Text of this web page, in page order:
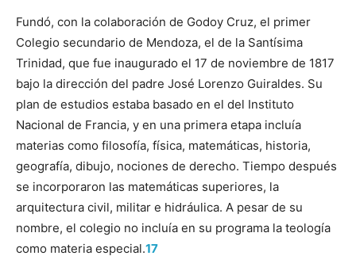
Fundó, con la colaboración de Godoy Cruz, el primer
Colegio secundario de Mendoza, el de la Santísima
Trinidad, que fue inaugurado el 17 de noviembre de 1817
bajo la dirección del padre José Lorenzo Guiraldes. Su
plan de estudios estaba basado en el del Instituto
Nacional de Francia, y en una primera etapa incluía
materias como filosofía, física, matemáticas, historia,
geografía, dibujo, nociones de derecho. Tiempo después
se incorporaron las matemáticas superiores, la
arquitectura civil, militar e hidráulica. A pesar de su
nombre, el colegio no incluía en su programa la teología
como materia especial.17